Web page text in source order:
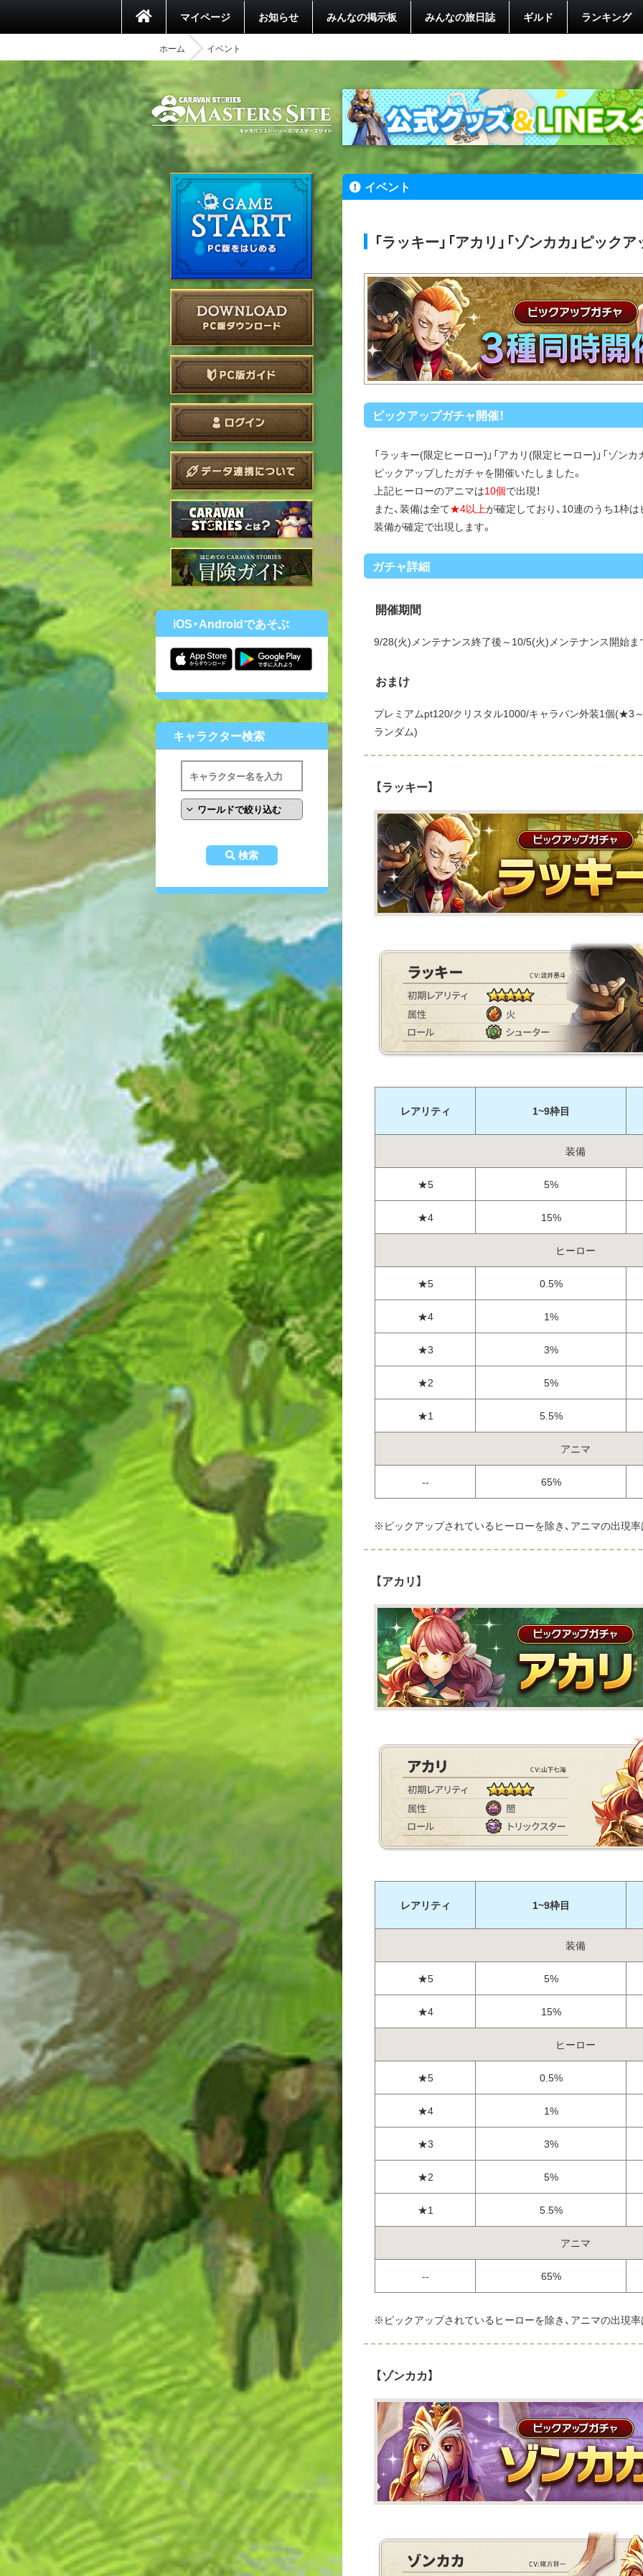
マイページ お知らせ みんなの掲示板 みんなの旅日誌 ギルド ランキング
ホーム イベント
iOS・Androidであそぶ
キャラクター検索
検索
イベント
「ラッキー」「アカリ」「ゾンカカ」ピック
ピックアップガチャ開催！
「ラッキー(限定ヒーロー)」「アカリ(限定ヒーロー)」「ゾン
ピックアップしたガチャを開催いたしました。
上記ヒーローのアニマは10個で出現！
また、装備は全て★4以上が確定しており、10連のうち1枠
装備が確定で出現します。
ガチャ詳細
開催期間
9/28(火)メンテナンス終了後～10/5(火)メンテナンス開始ま
おまけ
プレミアムpt120/クリスタル1000/キャラバン外装1個(★3
ランダム)
【ラッキー】
レアリティ 1~9枠目
装備
★5 5%
★4 15%
ヒーロー
★5 0.5%
★4 1%
★3 3%
★2 5%
★1 5.5%
アニマ
-- 65%
※ピックアップされているヒーローを除き、アニマの出現
【アカリ】
レアリティ 1~9枠目
装備
★5 5%
★4 15%
ヒーロー
★5 0.5%
★4 1%
★3 3%
★2 5%
★1 5.5%
アニマ
-- 65%
※ピックアップされているヒーローを除き、アニマの出現
【ゾンカカ】